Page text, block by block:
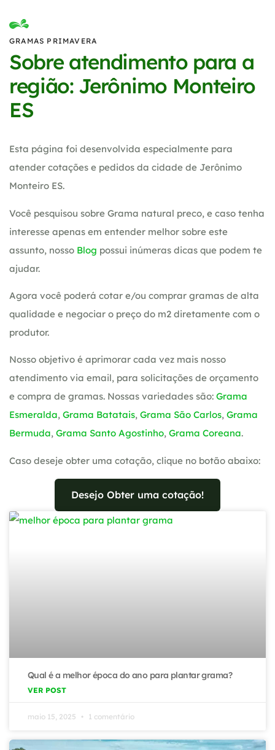
GRAMAS PRIMAVERA
Sobre atendimento para a
região: Jerônimo Monteiro
ES
Esta página foi desenvolvida especialmente para
atender cotações e pedidos da cidade de Jerônimo
Monteiro ES.
Você pesquisou sobre Grama natural preco, e caso tenha
interesse apenas em entender melhor sobre este
assunto, nosso Blog possui inúmeras dicas que podem te
ajudar.
Agora você poderá cotar e/ou comprar gramas de alta
qualidade e negociar o preço do m2 diretamente com o
produtor.
Nosso objetivo é aprimorar cada vez mais nosso
atendimento via email, para solicitações de orçamento
e compra de gramas. Nossas variedades são: Grama
Esmeralda, Grama Batatais, Grama São Carlos, Grama
Bermuda, Grama Santo Agostinho, Grama Coreana.
Caso deseje obter uma cotação, clique no botão abaixo:
Desejo Obter uma cotação!
Qual é a melhor época do ano para plantar grama?
VER POST
maio 15, 2025 1 comentário